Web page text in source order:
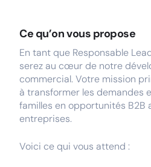
Ce qu’on vous propose
En tant que Responsable
serez au cœur de notre
commercial. Votre mission
à transformer les demandes
familles en opportunités B2B
entreprises.
Voici ce qui vous attend :